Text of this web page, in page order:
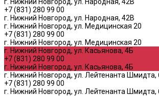
+7 (831) 280 99 00
г. Нижний Новгород, ул. Народная, 42В
г. Нижний Новгород, ул. Медицинская 20
+7 (831) 280 99 00
г. Нижний Новгород, ул. Медицинская 20
г. Нижний Новгород, ул. Касьянова, 4Б
+7 (831) 280 99 00
г. Нижний Новгород, ул. Касьянова, 4Б
г. Нижний Новгород, ул. Лейтенанта Шмидта,
+7 (831) 280 99 00
г. Нижний Новгород, ул. Лейтенанта Шмидта,